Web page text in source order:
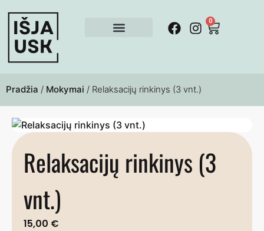
0
Pradžia / Mokymai / Relaksacijų rinkinys (3 vnt.)
Relaksacijų rinkinys (3
vnt.)
15,00 €